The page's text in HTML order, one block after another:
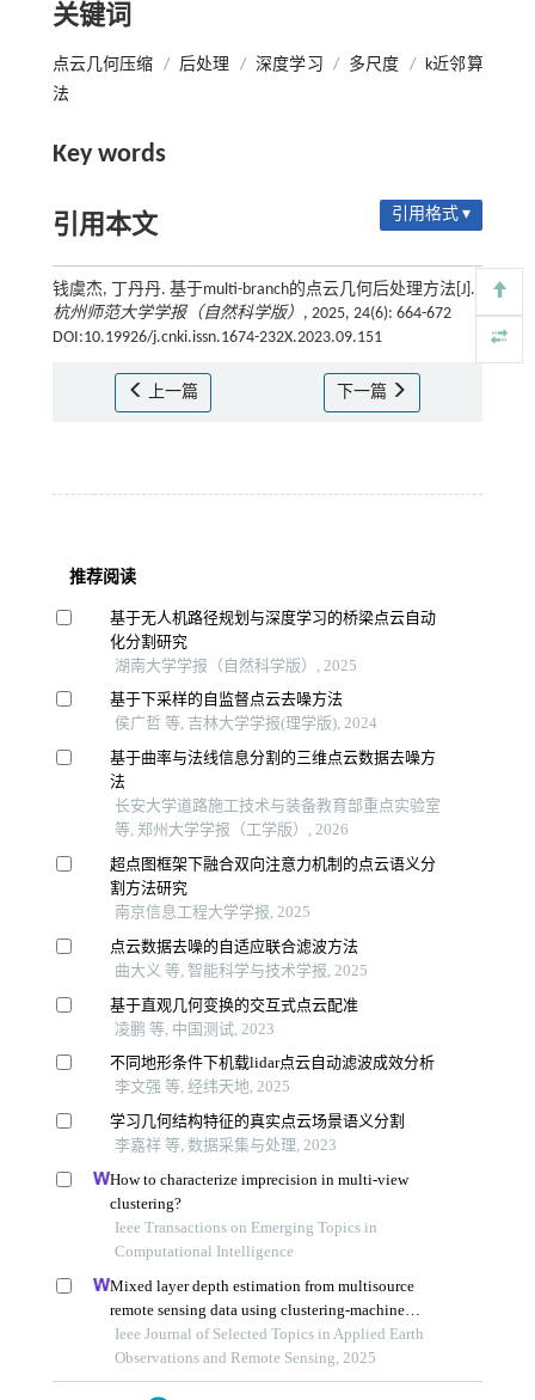
关键词
点云几何压缩 / 后处理 / 深度学习 / 多尺度 /
k近邻算
法
Key words
引用本文 引用格式 ▾
钱虞杰, 丁丹丹. 基于multi-branch的点云几何后处理方法[J].
杭州师范大学学报（自然科学版） , 2025, 24(6): 664-672
DOI:10.19926/j.cnki.issn.1674-232X.2023.09.151
上一篇 下一篇